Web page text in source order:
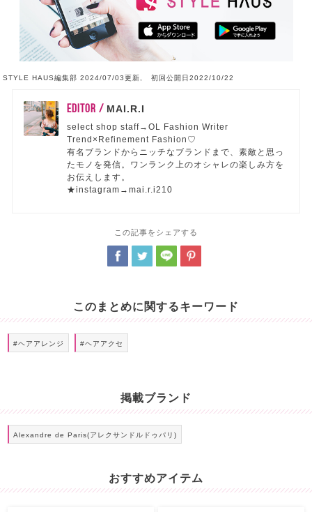
STYLE HAUS編集部 2024/07/03更新, 初回公開日2022/10/22
EDITOR / MAI.R.I
select shop staff→OL Fashion Writer
Trend×Refinement Fashion♡
有名ブランドからニッチなブランドまで、素敵と思っ
たモノを発信。ワンランク上のオシャレの楽しみ方を
お伝えします。
★instagram→mai.r.i210
この記事をシェアする
このまとめに関するキーワード
#ヘアアレンジ #ヘアアクセ
掲載ブランド
Alexandre de Paris(アレクサンドルドゥパリ)
おすすめアイテム